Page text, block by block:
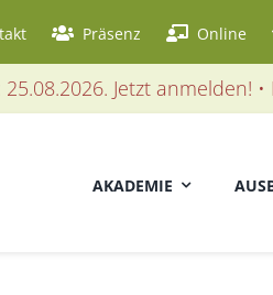
Präsenz Online
Jetzt anmelden! •
AKADEMIE